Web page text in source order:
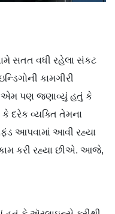
સતત વધી રહેલા સંકટ
કામગીરી
એમ પણ જણાવ્યું હતું કે
દરેક વ્યક્તિ તેમના
આપવામાં આવી રહ્યા
કરી રહ્યા છીએ. આજે,